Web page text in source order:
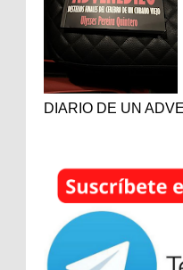
DIARIO DE UN